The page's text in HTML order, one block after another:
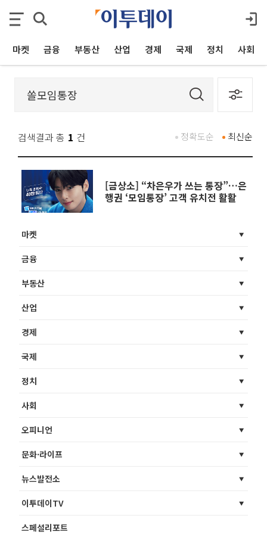
마켓 금융 부동산 산업 경제 국제 정치 사회
검색결과 총 1 건 최신순
정확도순
[금상소] “차은우가 쓰는 통장”…은
행권 ‘모임통장’ 고객 유치전 활활
마켓
금융
부동산
산업
경제
국제
정치
사회
오피니언
문화·라이프
뉴스발전소
이투데이TV
스페셜리포트